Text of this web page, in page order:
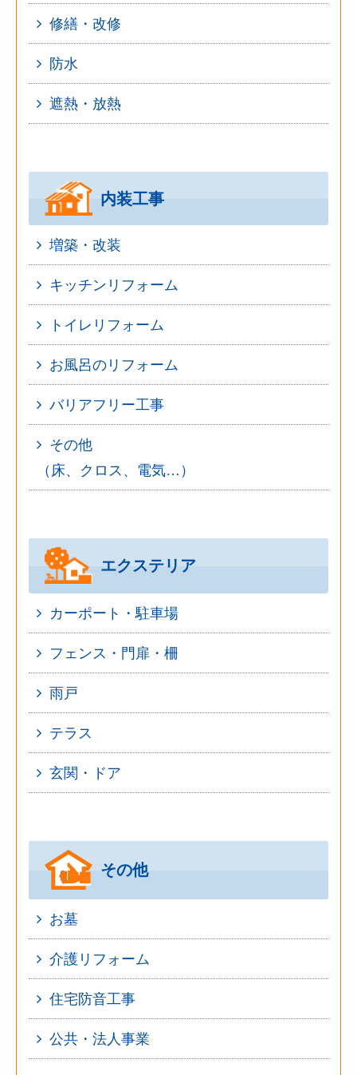
修繕・改修
防水
遮熱・放熱
内装工事
増築・改装
キッチンリフォーム
トイレリフォーム
お風呂のリフォーム
バリアフリー工事
その他
（床、クロス、電気…）
エクステリア
カーポート・駐車場
フェンス・門扉・柵
雨戸
テラス
玄関・ドア
その他
お墓
介護リフォーム
住宅防音工事
公共・法人事業